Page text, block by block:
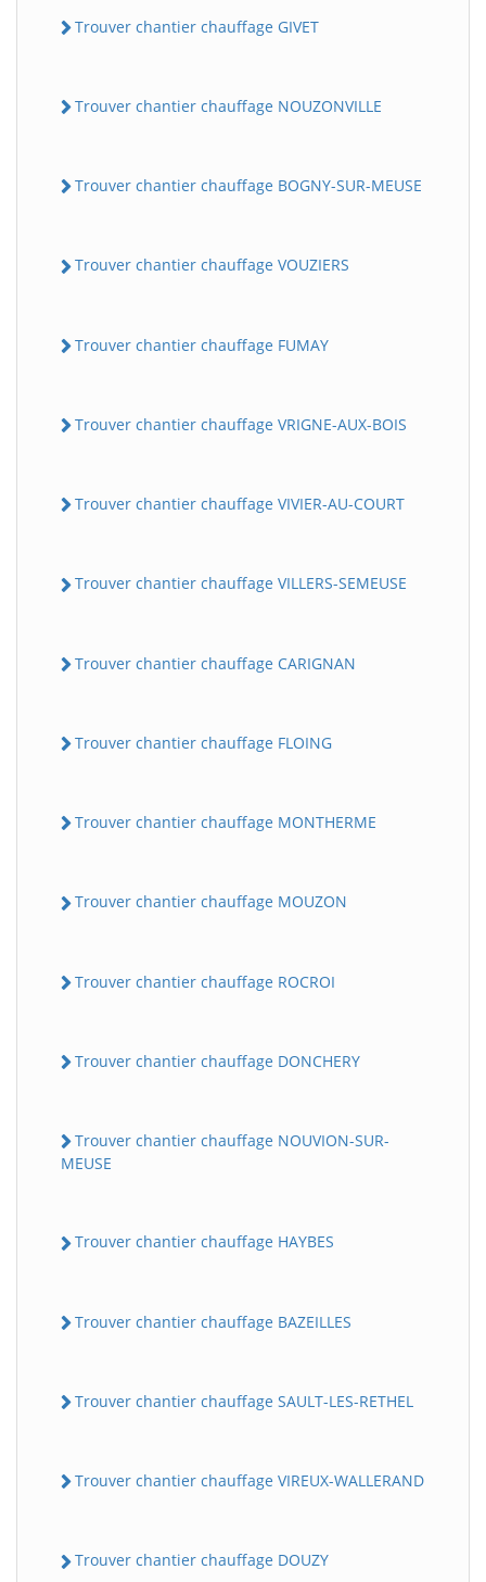
Trouver chantier chauffage GIVET
Trouver chantier chauffage NOUZONVILLE
Trouver chantier chauffage BOGNY-SUR-MEUSE
Trouver chantier chauffage VOUZIERS
Trouver chantier chauffage FUMAY
Trouver chantier chauffage VRIGNE-AUX-BOIS
Trouver chantier chauffage VIVIER-AU-COURT
Trouver chantier chauffage VILLERS-SEMEUSE
Trouver chantier chauffage CARIGNAN
Trouver chantier chauffage FLOING
Trouver chantier chauffage MONTHERME
Trouver chantier chauffage MOUZON
Trouver chantier chauffage ROCROI
Trouver chantier chauffage DONCHERY
Trouver chantier chauffage NOUVION-SUR-
MEUSE
Trouver chantier chauffage HAYBES
Trouver chantier chauffage BAZEILLES
Trouver chantier chauffage SAULT-LES-RETHEL
Trouver chantier chauffage VIREUX-WALLERAND
Trouver chantier chauffage DOUZY